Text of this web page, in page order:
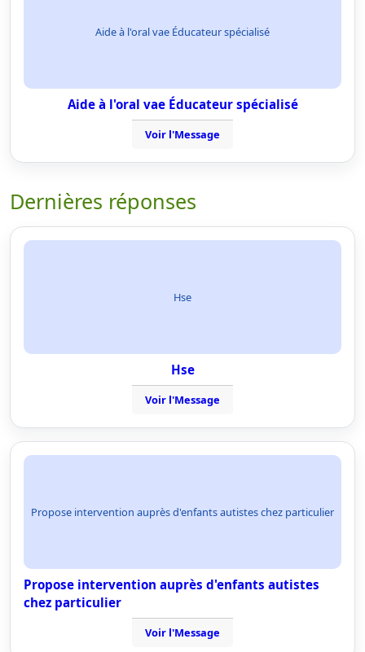
Aide à l'oral vae Éducateur spécialisé
Aide à l'oral vae Éducateur spécialisé
Voir l'Message
Dernières réponses
Hse
Hse
Voir l'Message
Propose intervention auprès d'enfants autistes chez particulier
Propose intervention auprès d'enfants autistes
chez particulier
Voir l'Message